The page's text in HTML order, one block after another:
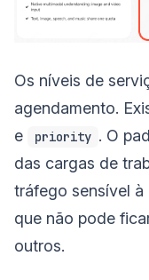
Os níveis de
agendamento.
e
priority . O
das cargas de
tráfego sensível
que não pode
outros.